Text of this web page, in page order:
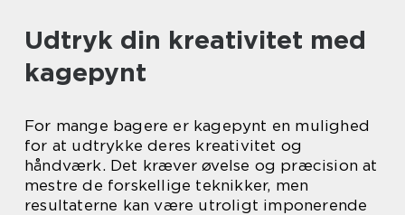
Udtryk din kreativitet med
kagepynt
For mange bagere er kagepynt en mulighed
for at udtrykke deres kreativitet og
håndværk. Det kræver øvelse og præcision at
mestre de forskellige teknikker, men
resultaterne kan være utroligt imponerende